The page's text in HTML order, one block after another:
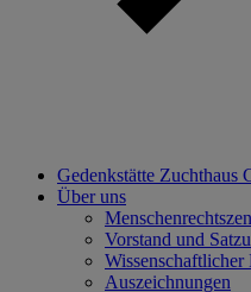
Gedenkstätte Zuchthaus
Über uns
Vorstand und
Wissenschaftlicher
Auszeichnungen